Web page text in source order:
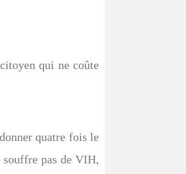
qui ne coûte
quatre fois le
souffre pas de VIH,